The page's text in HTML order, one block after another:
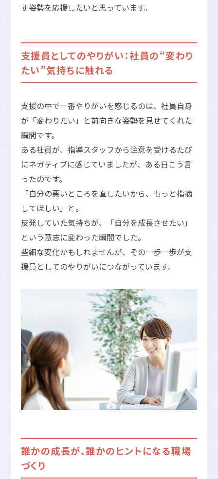
す姿勢を応援したいと思っています。
支援員としてのやりがい：社員の“変わり
たい”気持ちに触れる
支援の中で一番やりがいを感じるのは、社員自身
が「変わりたい」と前向きな姿勢を見せてくれた
瞬間です。
ある社員が、指導スタッフから注意を受けるたび
にネガティブに感じていましたが、ある日こう言
ったのです。
「自分の悪いところを直したいから、もっと指摘
してほしい」と。
反発していた気持ちが、「自分を成長させたい」
という意志に変わった瞬間でした。
些細な変化かもしれませんが、その一歩一歩が支
援員としてのやりがいにつながっています。
誰かの成長が、誰かのヒントになる職場
づくり